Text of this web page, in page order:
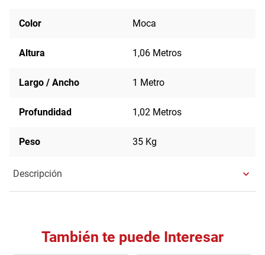
Color Moca
Altura 1,06 Metros
Largo / Ancho 1 Metro
Profundidad 1,02 Metros
Peso 35 Kg
Descripción
También te puede Interesar